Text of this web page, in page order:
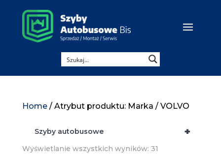
Home/ Atrybut produktu: Marka / VOLVO
+
Szyby autobusowe
Wyświetlanie wszystkich wyników: 31